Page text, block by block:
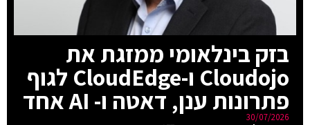
בזק בינלאומי ממזגת את
Cloudojo ו-CloudEdge לגוף
פתרונות ענן, דאטה ו- AI אחד
30/07/2026